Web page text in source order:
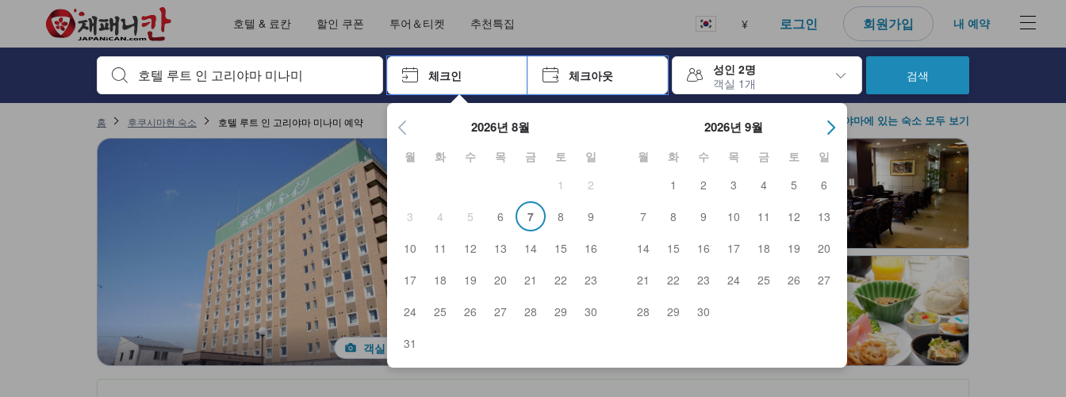
호텔 & 료칸 할인 쿠폰 투어＆티켓 추천특집 ¥ 로그인 회원가입 내 예약
검색하고 싶은 키워드나 숙소명을 입력하고 방향키나 탭 키를 사용하여 탐색한 후 엔터키를 눌러 선택하세요.
체크인 체크아웃
성인 2명
객실 1개
엔터 키를 눌러 캘린더를 여세요. 방향키를 사용해 체크인 및 체크아웃 날짜를 탐색할 수 있습니다. 엔터 키를 사용해 특정 날짜를 선택
2026년 8월
월 화 수 목 금 토
일
1
2
3
4 5 6 7 8
9
10
11 12 13 14 15
16
17
18 19 20 21 22
23
24
25 26 27 28 29
30
31
2026년 9월
월 화 수 목 금 토
일
1
2 3 4 5
6
7
8 9 10 11 12
13
14
15 16 17 18 19
20
21
22 23 24 25 26
27
28
29 30
검색
홈 후쿠시마현 숙소 호텔 루트 인 고리야마 미나미 예약 고리야마에 있는 숙소 모두 보기
객실 사진 보기